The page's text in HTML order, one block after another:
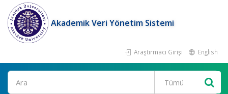
Akademik Veri Yönetim Sistemi
Araştırmacı Girişi English
Ara